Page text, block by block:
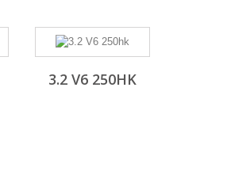
3.2 V6 250HK